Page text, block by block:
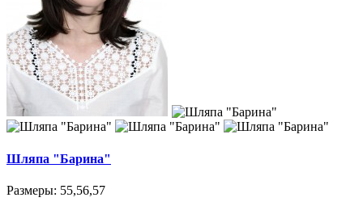
Шляпа "Барина"
Размеры: 55,56,57